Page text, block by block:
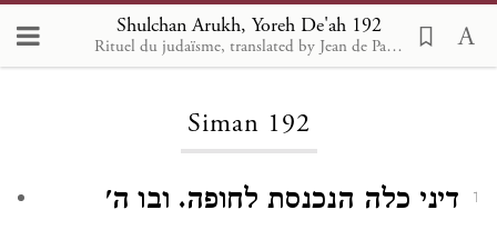
Shulchan Arukh, Yoreh De'ah 192
Rituel du judaïsme, translated by Jean de Pavly with the assistance of M. A. Neviasky. 1898 [fr]
Loading...
Siman 192
1
דיני כלה הנכנסת לחופה. ובו ה'